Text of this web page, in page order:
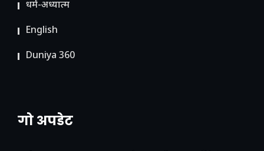
धर्म-अध्यात्म
English
Duniya 360
गो अपडेट